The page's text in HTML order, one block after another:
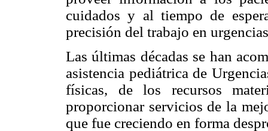
cuidados y al tiempo de
precisión del trabajo en
Las últimas décadas se han
asistencia pediátrica de
físicas, de los recursos
proporcionar servicios de la
que fue creciendo en forma